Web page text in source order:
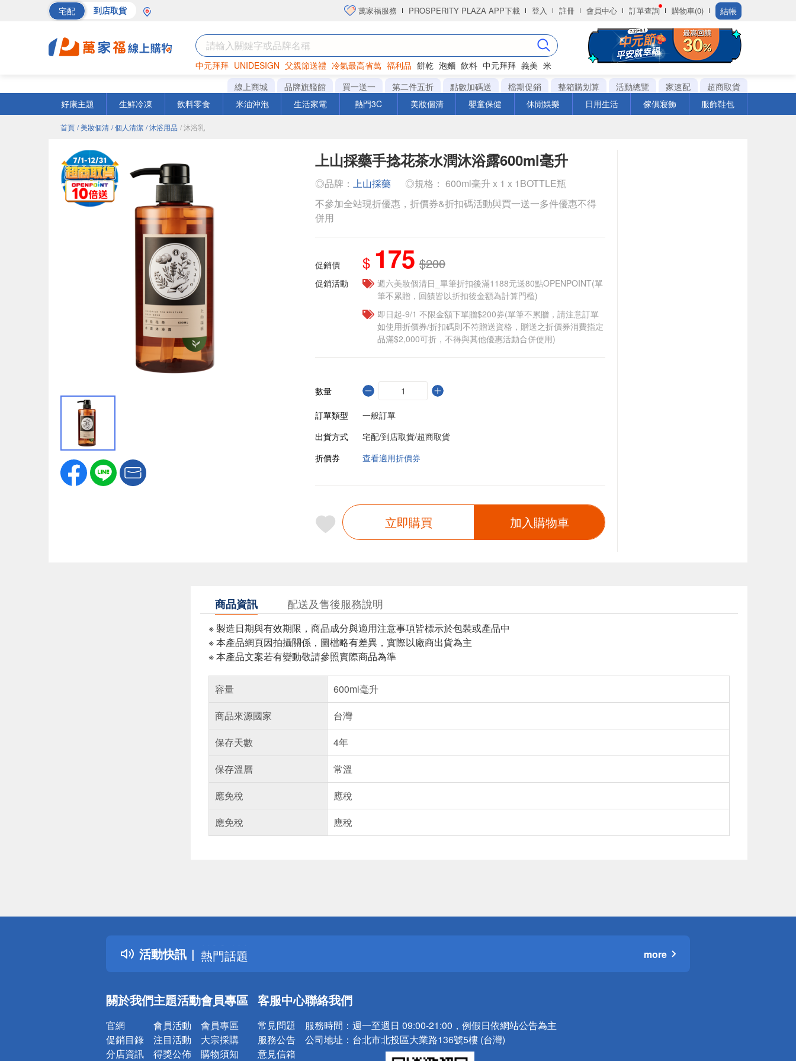
宅配 到店取貨 萬家福服務 PROSPERITY PLAZA APP下載 登入 註冊 會員中心 訂單查詢 購物車(0) 結帳
中元拜拜 UNIDESIGN 父親節送禮 冷氣最高省萬 福利品 餅乾 泡麵 飲料 中元拜拜 義美 米
罐頭 海苔 洋芋片
線上商城 品牌旗艦館 買一送一 第二件五折 點數加碼送 檔期促銷 整箱購划算 活動總覽 家速配
超商取貨
好康主題
生鮮冷凍 飲料零食 米油沖泡 生活家電 熱門3C 美妝個清 嬰童保健 休閒娛樂 日用生活 傢俱寢飾 服飾鞋包
首頁 / 美妝個清 / 個人清潔 / 沐浴用品 / 沐浴乳
上山採藥手捻花茶水潤沐浴露600ml毫升
◎品牌： 上山採藥
◎規格： 600ml毫升 x 1 x 1BOTTLE瓶
不參加全站現折優惠，折價券&折扣碼活動與買一送一多件優惠不得
併用
促銷價 $ 175 $200
促銷活動
週六美妝個清日_單筆折扣後滿1188元送80點OPENPOINT(單
筆不累贈，回饋皆以折扣後金額為計算門檻)
即日起-9/1 不限金額下單贈$200券(單筆不累贈，請注意訂單
如使用折價券/折扣碼則不符贈送資格，贈送之折價券消費指定
品滿$2,000可折，不得與其他優惠活動合併使用)
數量
訂單類型
一般訂單
出貨方式
宅配/到店取貨/超商取貨
折價券
查看適用折價券
立即購買 加入購物車
商品資訊 配送及售後服務說明
※ 製造日期與有效期限，商品成分與適用注意事項皆標示於包裝或產品中
※ 本產品網頁因拍攝關係，圖檔略有差異，實際以廠商出貨為主
※ 本產品文案若有變動敬請參照實際商品為準
容量
600ml毫升
商品來源國家
台灣
保存天數
4年
保存溫層
常溫
應免稅
應稅
應免稅
應稅
活動快訊
詐騙網頁！請小心！
得獎公告
熱門話題
銀行優惠
詐騙網頁！請小心！
more
關於我們
官網
促銷目錄
分店資訊
主題活動
會員活動
注目活動
得獎公佈
會員專區
會員專區
大宗採購
購物須知
客服中心
常見問題
服務公告
意見信箱
聯絡我們
服務時間： 週一至週日 09:00-21:00，例假日依網站公告為主
公司地址： 台北市北投區大業路136號5樓 (台灣)